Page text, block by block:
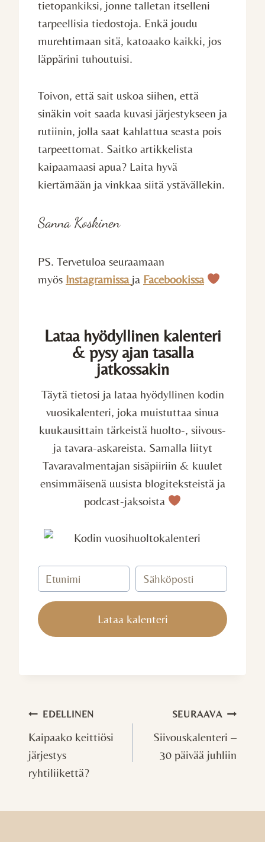
tietopankiksi, jonne talletan itselleni
tarpeellisia tiedostoja. Enkä joudu
murehtimaan sitä, katoaako kaikki, jos
läppärini tuhoutuisi.
Toivon, että sait uskoa siihen, että
sinäkin voit saada kuvasi järjestykseen ja
rutiinin, jolla saat kahlattua seasta pois
tarpeettomat. Saitko artikkelista
kaipaamaasi apua? Laita hyvä
kiertämään ja vinkkaa siitä ystävällekin.
Sanna Koskinen
PS. Tervetuloa seuraamaan
myös Instagramissa ja Facebookissa
Lataa hyödyllinen kalenteri
& pysy ajan tasalla
jatkossakin
Täytä tietosi ja lataa hyödyllinen kodin
vuosikalenteri, joka muistuttaa sinua
kuukausittain tärkeistä huolto-, siivous-
ja tavara-askareista. Samalla liityt
Tavaravalmentajan sisäpiiriin & kuulet
ensimmäisenä uusista blogiteksteistä ja
podcast-jaksoista
Lataa kalenteri
Artikkelien
selaus
EDELLINEN
Kaipaako keittiösi
järjestys
ryhtiliikettä?
SEURAAVA
Siivouskalenteri –
30 päivää juhliin